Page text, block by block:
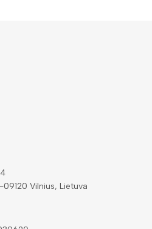
Vilnius, Lietuva